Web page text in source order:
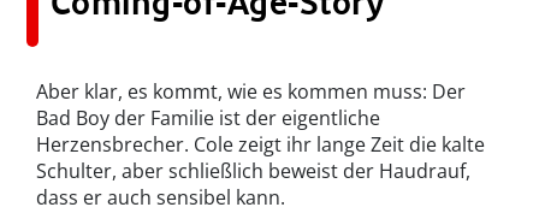
Aber klar, es kommt, wie es kommen muss: Der
Bad Boy der Familie ist der eigentliche
Herzensbrecher. Cole zeigt ihr lange Zeit die kalte
Schulter, aber schließlich beweist der Haudrauf,
dass er auch sensibel kann.